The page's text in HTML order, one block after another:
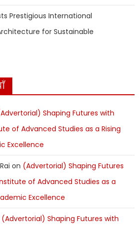
Prestigious International
for Sustainable
Shaping Futures with
of Advanced Studies as a Rising
Excellence
on (Advertorial) Shaping Futures
of Advanced Studies as a
Excellence
(Advertorial) Shaping Futures with